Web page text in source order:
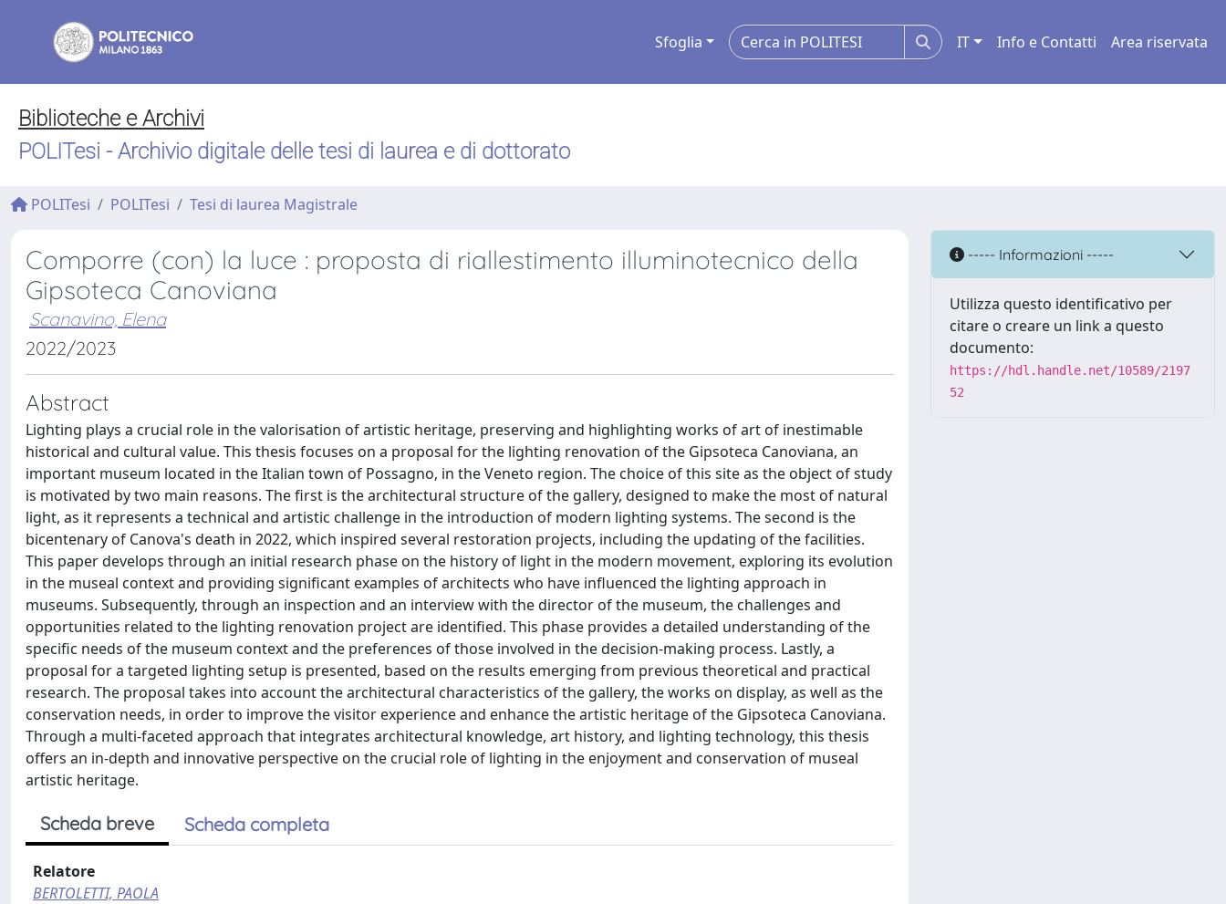
Sfoglia IT Info e Contatti Area riservata
Biblioteche e Archivi
POLITesi - Archivio digitale delle tesi di laurea e di dottorato
POLITesi POLITesi Tesi di laurea Magistrale
Comporre (con) la luce : proposta di riallestimento illuminotecnico della
Gipsoteca Canoviana
Scanavino, Elena
2022/2023
Abstract
Lighting plays a crucial role in the valorisation of artistic heritage, preserving and highlighting works of art of inestimable
historical and cultural value. This thesis focuses on a proposal for the lighting renovation of the Gipsoteca Canoviana, an
important museum located in the Italian town of Possagno, in the Veneto region. The choice of this site as the object of study
is motivated by two main reasons. The first is the architectural structure of the gallery, designed to make the most of natural
light, as it represents a technical and artistic challenge in the introduction of modern lighting systems. The second is the
bicentenary of Canova's death in 2022, which inspired several restoration projects, including the updating of the facilities.
This paper develops through an initial research phase on the history of light in the modern movement, exploring its evolution
in the museal context and providing significant examples of architects who have influenced the lighting approach in
museums. Subsequently, through an inspection and an interview with the director of the museum, the challenges and
opportunities related to the lighting renovation project are identified. This phase provides a detailed understanding of the
specific needs of the museum context and the preferences of those involved in the decision-making process. Lastly, a
proposal for a targeted lighting setup is presented, based on the results emerging from previous theoretical and practical
research. The proposal takes into account the architectural characteristics of the gallery, the works on display, as well as the
conservation needs, in order to improve the visitor experience and enhance the artistic heritage of the Gipsoteca Canoviana.
Through a multi-faceted approach that integrates architectural knowledge, art history, and lighting technology, this thesis
offers an in-depth and innovative perspective on the crucial role of lighting in the enjoyment and conservation of museal
artistic heritage.
Scheda breve Scheda completa
Relatore
BERTOLETTI, PAOLA
----- Informazioni -----
Utilizza questo identificativo per
citare o creare un link a questo
documento:
https://hdl.handle.net/10589/2197
52